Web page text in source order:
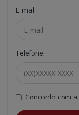
E-mail:
Telefone:
Concordo com a